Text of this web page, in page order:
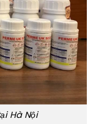
Hà Nội